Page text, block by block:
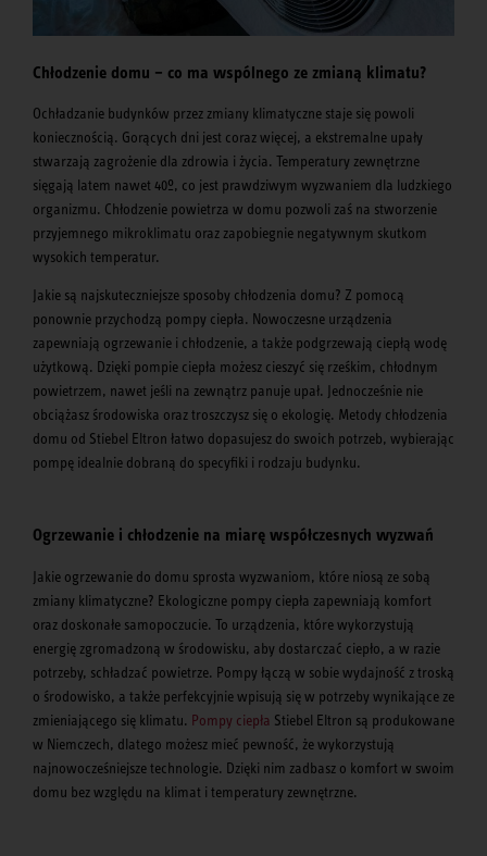
Chłodzenie domu – co ma wspólnego ze zmianą klimatu?
Ochładzanie budynków przez zmiany klimatyczne staje się powoli
koniecznością. Gorących dni jest coraz więcej, a ekstremalne upały
stwarzają zagrożenie dla zdrowia i życia. Temperatury zewnętrzne
sięgają latem nawet 40º, co jest prawdziwym wyzwaniem dla ludzkiego
organizmu. Chłodzenie powietrza w domu pozwoli zaś na stworzenie
przyjemnego mikroklimatu oraz zapobiegnie negatywnym skutkom
wysokich temperatur.
Jakie są najskuteczniejsze sposoby chłodzenia domu? Z pomocą
ponownie przychodzą pompy ciepła. Nowoczesne urządzenia
zapewniają ogrzewanie i chłodzenie, a także podgrzewają ciepłą wodę
użytkową. Dzięki pompie ciepła możesz cieszyć się rześkim, chłodnym
powietrzem, nawet jeśli na zewnątrz panuje upał. Jednocześnie nie
obciążasz środowiska oraz troszczysz się o ekologię. Metody chłodzenia
domu od Stiebel Eltron łatwo dopasujesz do swoich potrzeb, wybierając
pompę idealnie dobraną do specyfiki i rodzaju budynku.
Ogrzewanie i chłodzenie na miarę współczesnych wyzwań
Jakie ogrzewanie do domu sprosta wyzwaniom, które niosą ze sobą
zmiany klimatyczne? Ekologiczne pompy ciepła zapewniają komfort
oraz doskonałe samopoczucie. To urządzenia, które wykorzystują
energię zgromadzoną w środowisku, aby dostarczać ciepło, a w razie
potrzeby, schładzać powietrze. Pompy łączą w sobie wydajność z troską
o środowisko, a także perfekcyjnie wpisują się w potrzeby wynikające ze
zmieniającego się klimatu. Pompy ciepła Stiebel Eltron są produkowane
w Niemczech, dlatego możesz mieć pewność, że wykorzystują
najnowocześniejsze technologie. Dzięki nim zadbasz o komfort w swoim
domu bez względu na klimat i temperatury zewnętrzne.